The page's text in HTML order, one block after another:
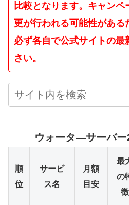
比較となります。キャン
更が行われる可能性がある
必ず各自で公式サイトの最
さい。
ウォータ―サーバー
順
位
サービ
ス名
月額
目安
最
の
徴